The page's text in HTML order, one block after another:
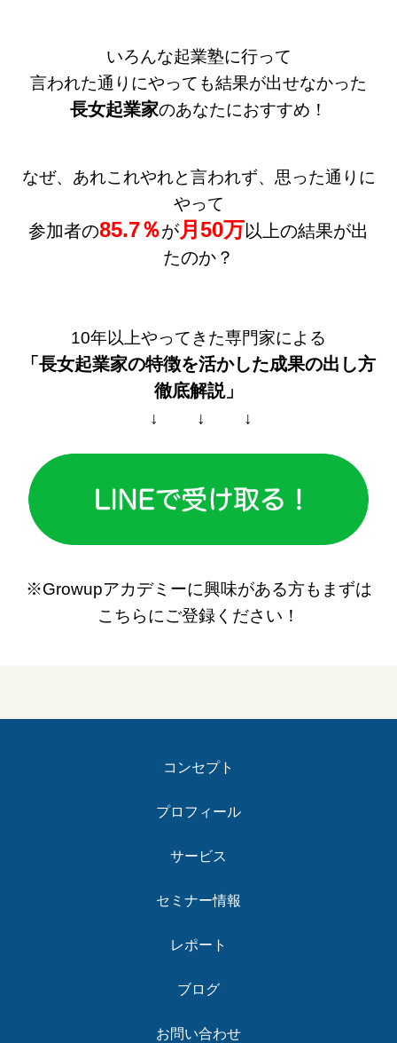
いろんな起業塾に行って
言われた通りにやっても結果が出せなかった
長女起業家のあなたにおすすめ！
なぜ、あれこれやれと言われず、思った通りに
やって
参加者の85.7％が月50万以上の結果が出
たのか？
10年以上やってきた専門家による
「長女起業家の特徴を活かした成果の出し方
徹底解説」
↓ ↓ ↓
※Growupアカデミーに興味がある方もまずは
こちらにご登録ください！
コンセプト
プロフィール
サービス
セミナー情報
レポート
ブログ
お問い合わせ